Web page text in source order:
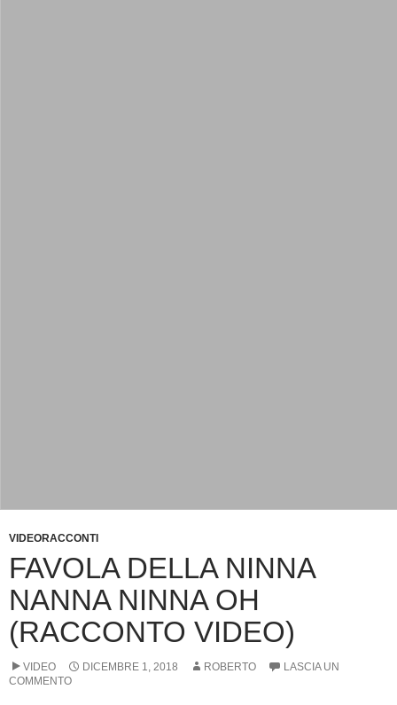
VIDEORACCONTI
FAVOLA DELLA NINNA
NANNA NINNA OH
(RACCONTO VIDEO)
VIDEO DICEMBRE 1, 2018 ROBERTO
LASCIA UN
COMMENTO